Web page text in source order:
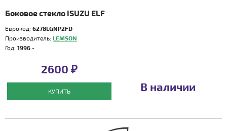
Боковое стекло ISUZU ELF
Еврокод: 6278LGNP2FD
Производитель: LEMSON
Год: 1996 -
2600 ₽
КУПИТЬ В наличии